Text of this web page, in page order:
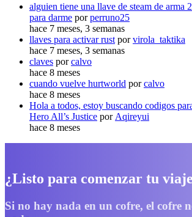
alguien tiene una llave de steam de arma
para darme porperruno25
hace 7 meses, 3 semanas
llaves para activar rust porvirola_taktika
hace 7 meses, 3 semanas
claves porcalvo
hace 8 meses
cuando vuelve hurtworld porcalvo
hace 8 meses
Hola a todos, estoy buscando codigos
Hero All’s Justice por Aqireyui
hace 8 meses
¿Listo para comenzar tu
Si no hay nada en un cofre, el cofre